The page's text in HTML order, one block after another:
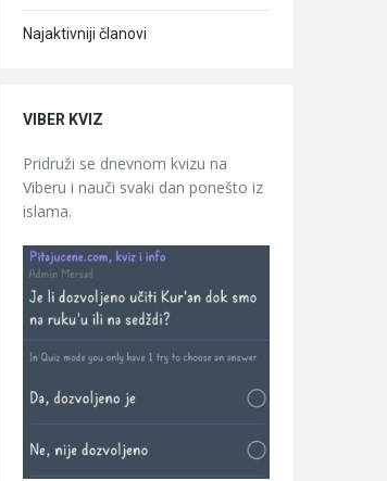
Najaktivniji članovi
VIBER KVIZ
Pridruži se dnevnom kvizu na
Viberu i nauči svaki dan ponešto iz
islama.